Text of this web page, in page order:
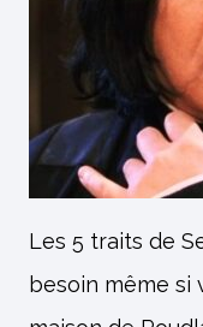
Les 5 traits de
besoin même si